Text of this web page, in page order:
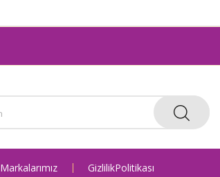
Markalarımız Gizlilik Politikası